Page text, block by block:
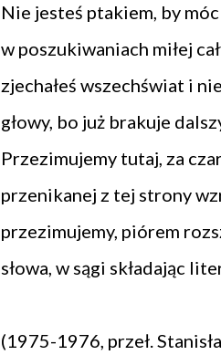
Nie jesteś ptakiem, by
w poszukiwaniach miłej
zjechałeś wszechświat i
głowy, bo już brakuje
Przezimujemy tutaj, za
przenikanej z tej strony
przezimujemy, piórem
słowa, w sągi składając
(1975-1976, przeł.